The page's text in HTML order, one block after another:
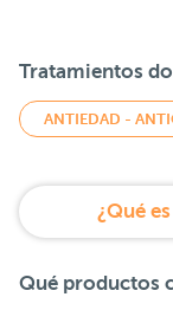
Tratamientos
ANTIEDAD -
¿Qué
Qué productos